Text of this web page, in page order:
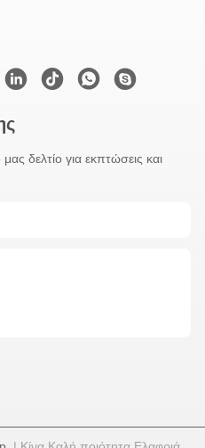
δελτίο για εκπτώσεις και